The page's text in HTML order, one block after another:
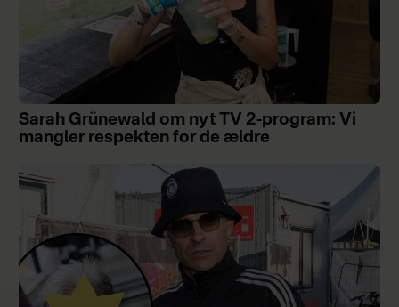
Sarah Grünewald om nyt TV 2-program: Vi
mangler respekten for de ældre